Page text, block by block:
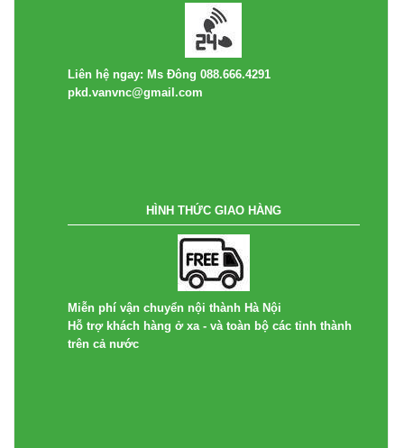
Liên hệ ngay: Ms Đông 088.666.4291
pkd.vanvnc@gmail.com
HÌNH THỨC GIAO HÀNG
Miễn phí vận chuyển nội thành Hà Nội
Hỗ trợ khách hàng ở xa - và toàn bộ các tỉnh thành
trên cả nước